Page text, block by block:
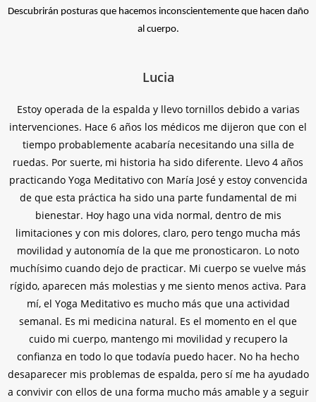
Descubrirán posturas que hacemos inconscientemente que hacen daño
al cuerpo.
Lucia
Estoy operada de la espalda y llevo tornillos debido a varias
intervenciones. Hace 6 años los médicos me dijeron que con el
tiempo probablemente acabaría necesitando una silla de
ruedas. Por suerte, mi historia ha sido diferente. Llevo 4 años
practicando Yoga Meditativo con María José y estoy convencida
de que esta práctica ha sido una parte fundamental de mi
bienestar. Hoy hago una vida normal, dentro de mis
limitaciones y con mis dolores, claro, pero tengo mucha más
movilidad y autonomía de la que me pronosticaron. Lo noto
muchísimo cuando dejo de practicar. Mi cuerpo se vuelve más
rígido, aparecen más molestias y me siento menos activa. Para
mí, el Yoga Meditativo es mucho más que una actividad
semanal. Es mi medicina natural. Es el momento en el que
cuido mi cuerpo, mantengo mi movilidad y recupero la
confianza en todo lo que todavía puedo hacer. No ha hecho
desaparecer mis problemas de espalda, pero sí me ha ayudado
a convivir con ellos de una forma mucho más amable y a seguir